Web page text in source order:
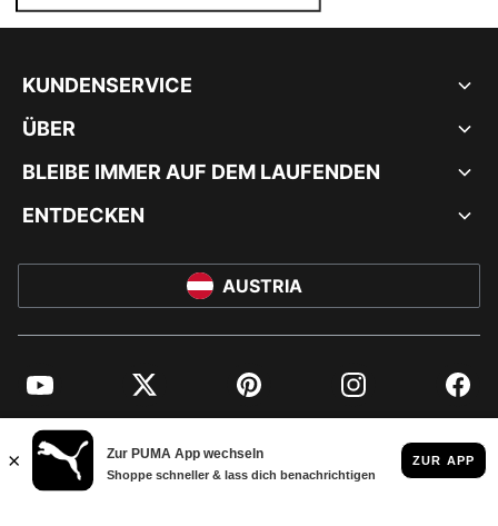
KUNDENSERVICE
ÜBER
BLEIBE IMMER AUF DEM LAUFENDEN
ENTDECKEN
AUSTRIA
YouTube Twitter Pinterest Instagram
© PUMA EUROPE GMBH, 2026. ALLE RECHTE VORBEHALTEN
IMPRESSUM UND RECHTLICHE HINWEISE